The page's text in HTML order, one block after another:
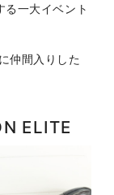
一大イベント
仲間入りした
ELITE